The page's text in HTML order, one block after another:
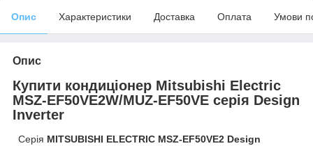
Опис Характеристики Доставка Оплата Умови
Опис
Купити кондиціонер Mitsubishi Electric
MSZ-EF50VE2W/MUZ-EF50VE серія Design
Inverter
Серія MITSUBISHI ELECTRIC MSZ-EF50VE2 Design